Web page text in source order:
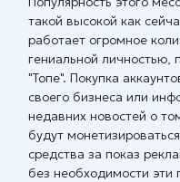
такой высокой как
работает огромное
гениальной личностью,
"Топе". Покупка
своего бизнеса или
недавних новостей о
будут
средства за показ
без необходимости